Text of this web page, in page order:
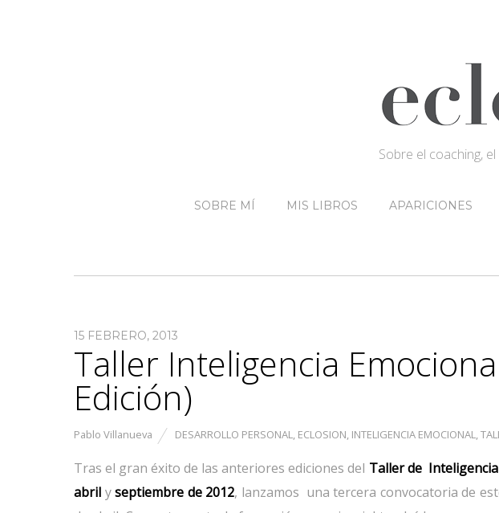
Sobre el coaching,
SOBRE MÍ MIS LIBROS APARICIONES
15 FEBRERO, 2013
Taller Inteligencia
Edición)
Pablo Villanueva DESARROLLO PERSONAL, ECLOSION, INTELIGENCIA EMOCIONAL,
Tras el gran éxito de las anteriores ediciones del Taller de Inteligencia
abril yseptiembre de 2012, lanzamos una tercera convocatoria de